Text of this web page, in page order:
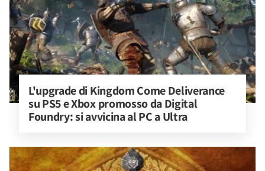
L'upgrade di Kingdom Come Deliverance
su PS5 e Xbox promosso da Digital
Foundry: si avvicina al PC a Ultra